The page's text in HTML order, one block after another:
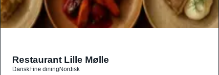
Restaurant Lille Mølle
DanskFine diningNordisk